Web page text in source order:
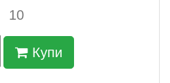
10
Купи